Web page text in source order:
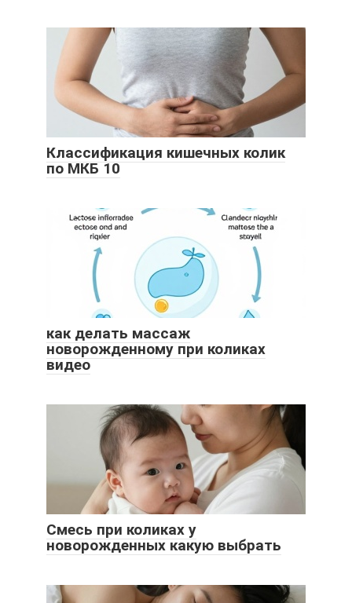
Классификация кишечных колик
по МКБ 10
как делать массаж
новорожденному при коликах
видео
Смесь при коликах у
новорожденных какую выбрать